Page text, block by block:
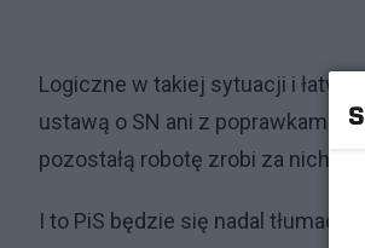
Logiczne w takiej sytuacji i łatwe
ustawą o SN ani z poprawkami
pozostałą robotę zrobi za nich,
I to PiS będzie się nadal